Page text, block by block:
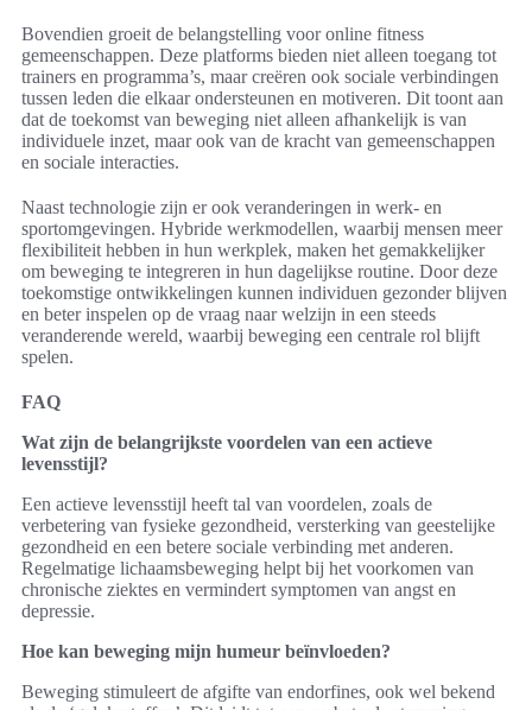
Bovendien groeit de belangstelling voor online fitness
gemeenschappen. Deze platforms bieden niet alleen toegang tot
trainers en programma’s, maar creëren ook sociale verbindingen
tussen leden die elkaar ondersteunen en motiveren. Dit toont aan
dat de toekomst van beweging niet alleen afhankelijk is van
individuele inzet, maar ook van de kracht van gemeenschappen
en sociale interacties.
Naast technologie zijn er ook veranderingen in werk- en
sportomgevingen. Hybride werkmodellen, waarbij mensen meer
flexibiliteit hebben in hun werkplek, maken het gemakkelijker
om beweging te integreren in hun dagelijkse routine. Door deze
toekomstige ontwikkelingen kunnen individuen gezonder blijven
en beter inspelen op de vraag naar welzijn in een steeds
veranderende wereld, waarbij beweging een centrale rol blijft
spelen.
FAQ
Wat zijn de belangrijkste voordelen van een actieve
levensstijl?
Een actieve levensstijl heeft tal van voordelen, zoals de
verbetering van fysieke gezondheid, versterking van geestelijke
gezondheid en een betere sociale verbinding met anderen.
Regelmatige lichaamsbeweging helpt bij het voorkomen van
chronische ziektes en vermindert symptomen van angst en
depressie.
Hoe kan beweging mijn humeur beïnvloeden?
Beweging stimuleert de afgifte van endorfines, ook wel bekend